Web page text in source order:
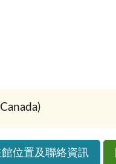
位置及聯絡資訊